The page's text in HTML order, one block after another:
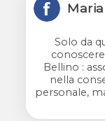
Maria
Solo da
Bellino :
nella
personale,